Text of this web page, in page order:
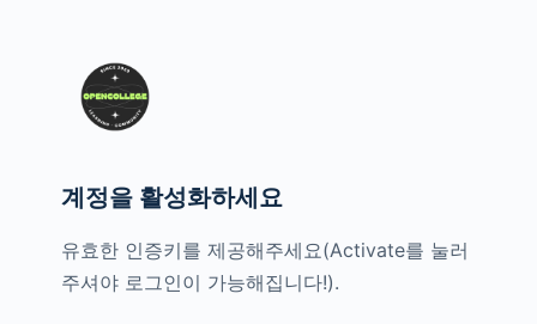
계정을 활성화하세요
유효한 인증키를 제공해주세요(Activate를 눌러
주셔야 로그인이 가능해집니다!).